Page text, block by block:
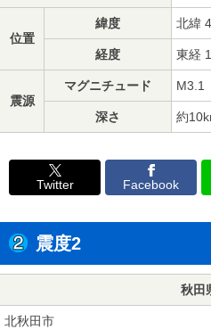
位置
緯度 北緯
経度 東経
震源
マグニチュード M3.1
深さ 約
Twitter Facebook
震度2
秋田
北秋田市